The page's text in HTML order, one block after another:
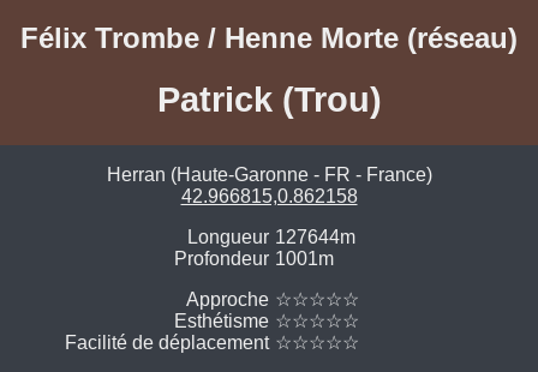
Félix Trombe / Henne Morte (réseau)
Patrick (Trou)
Herran (Haute-Garonne - FR - France)
42.966815,0.862158
Longueur 127644m
Profondeur 1001m
Approche ☆☆☆☆☆
Esthétisme ☆☆☆☆☆
Facilité de déplacement ☆☆☆☆☆